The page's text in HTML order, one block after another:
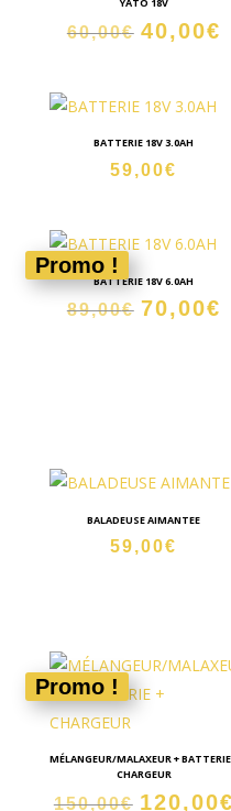
YATO 18V
60,00€ Le
était :
60,00€.
40,00€
BATTERIE 18V 3.0AH
59,00€
Promo !
BATTERIE 18V 6.0AH
89,00€ Le
70,00€
BALADEUSE AIMANTEE
59,00€
Promo !
MÉLANGEUR/MALAXEUR +
CHARGEUR
150,00€ Le
120,00€